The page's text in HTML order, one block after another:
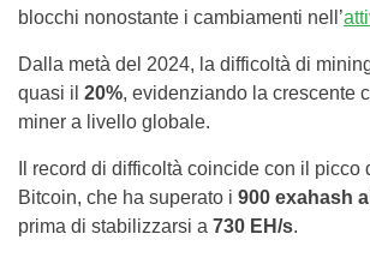
blocchi nonostante i cambiamenti nell’
Dalla metà del 2024, la difficoltà di
quasi il 20%, evidenziando la crescente
miner a livello globale.
Il record di difficoltà coincide con il picco
Bitcoin, che ha superato i 900 exahash
prima di stabilizzarsi a 730 EH/s.